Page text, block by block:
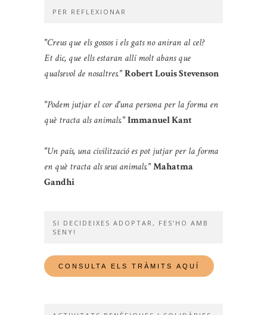
PER REFLEXIONAR
"Creus que els gossos i els gats no aniran al cel?
Et dic, que ells estaran allí molt abans que
qualsevol de nosaltres."Robert Louis Stevenson
"Podem jutjar el cor d'una persona per la forma en
què tracta als animals."Immanuel Kant
"Un país, una civilització es pot jutjar per la forma
en què tracta als seus animals."Mahatma
Gandhi
SI DECIDEIXES ADOPTAR, FES’HO AMB
SENY!